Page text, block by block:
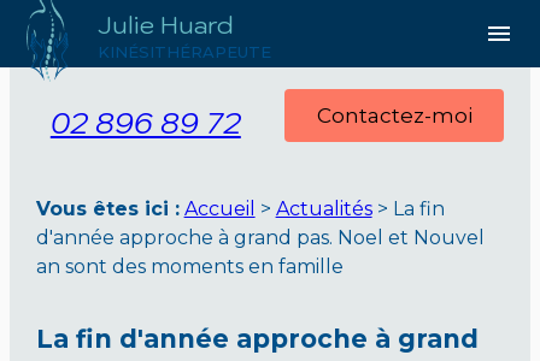
Julie Huard
KINÉSITHÉRAPEUTE
menu
02 896 89 72 Contactez-moi
Vous êtes ici : Accueil > Actualités> La fin
d'année approche à grand pas. Noel et Nouvel
an sont des moments en famille
La fin d'année approche à grand
Panneau de gestion des cookies